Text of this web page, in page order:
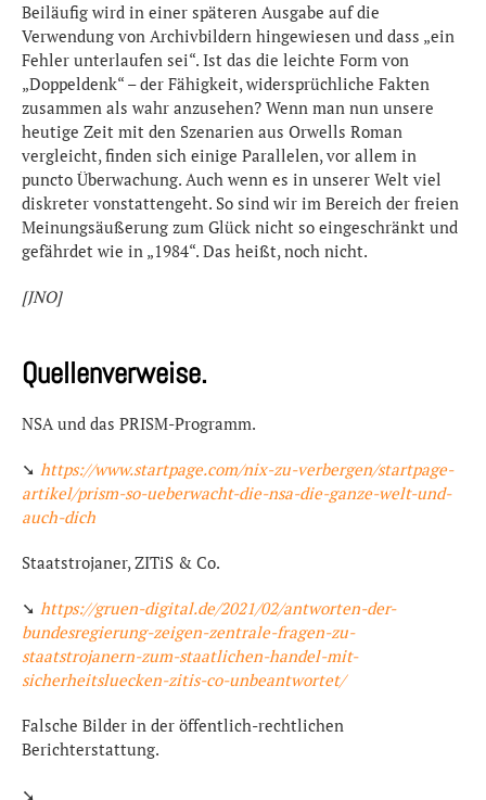
Beiläufig wird in einer späteren Ausgabe auf die
Verwendung von Archivbildern hingewiesen und dass „ein
Fehler unterlaufen sei“. Ist das die leichte Form von
„Doppeldenk“ – der Fähigkeit, widersprüchliche Fakten
zusammen als wahr anzusehen? Wenn man nun unsere
heutige Zeit mit den Szenarien aus Orwells Roman
vergleicht, finden sich einige Parallelen, vor allem in
puncto Überwachung. Auch wenn es in unserer Welt viel
diskreter vonstattengeht. So sind wir im Bereich der freien
Meinungsäußerung zum Glück nicht so eingeschränkt und
gefährdet wie in „1984“. Das heißt, noch nicht.
[JNO]
Quellenverweise.
NSA und das PRISM-Programm.
➘ https://www.startpage.com/nix-zu-verbergen/startpage-
artikel/prism-so-ueberwacht-die-nsa-die-ganze-welt-und-
auch-dich
Staatstrojaner, ZITiS & Co.
➘ https://gruen-digital.de/2021/02/antworten-der-
bundesregierung-zeigen-zentrale-fragen-zu-
staatstrojanern-zum-staatlichen-handel-mit-
sicherheitsluecken-zitis-co-unbeantwortet/
Falsche Bilder in der öffentlich-rechtlichen
Berichterstattung.
➘